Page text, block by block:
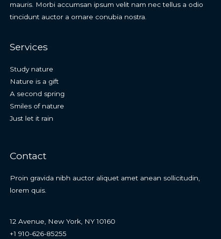
mauris. Morbi accumsan ipsum velit nam nec tellus a odio
tincidunt auctor a ornare conubia nostra.
Services
Study nature
Nature is a gift
A second spring
Smiles of nature
Just let it rain
Contact
Proin gravida nibh auctor aliquet amet anean sollicitudin,
lorem quis.
12 Avenue, New York, NY 10160
+1 910-626-85255